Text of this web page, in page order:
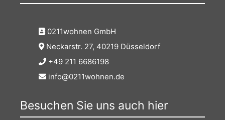
0211wohnen GmbH
Neckarstr. 27, 40219 Düsseldorf
+49 211 6686198
info@0211wohnen.de
Besuchen Sie uns auch hier